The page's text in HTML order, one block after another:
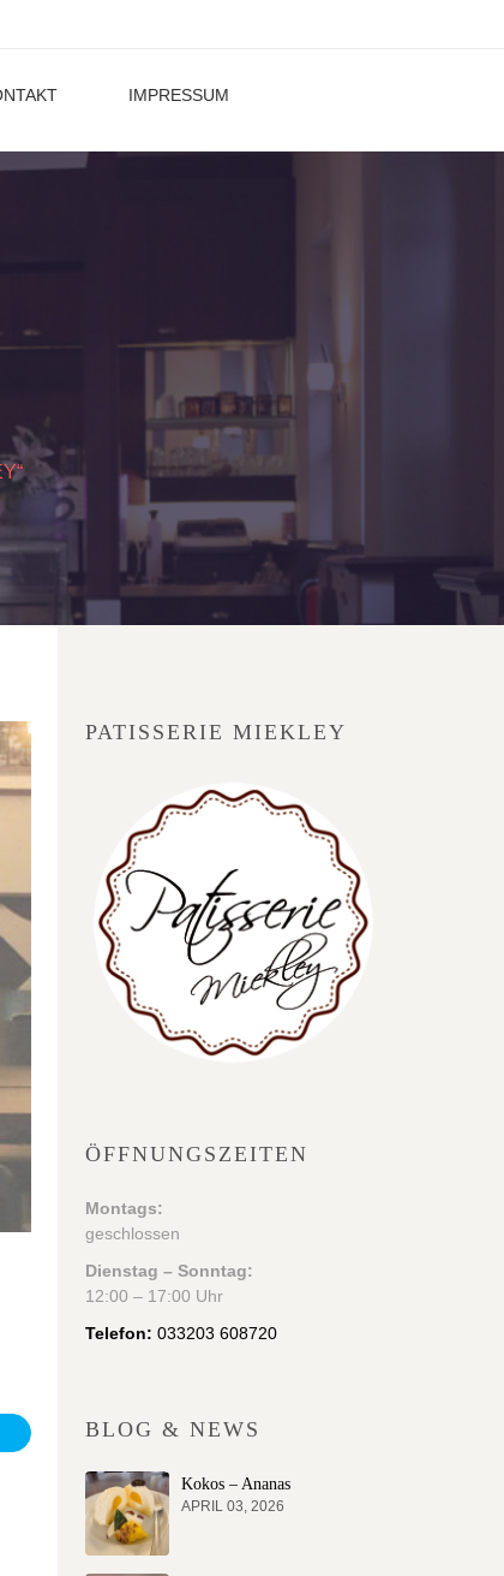
IMPRESSUM
PATISSERIE MIEKLEY
ÖFFNUNGSZEITEN
Montags:
geschlossen
Dienstag – Sonntag:
12:00 – 17:00 Uhr
Telefon: 033203 608720
BLOG & NEWS
Kokos – Ananas
APRIL 03, 2026